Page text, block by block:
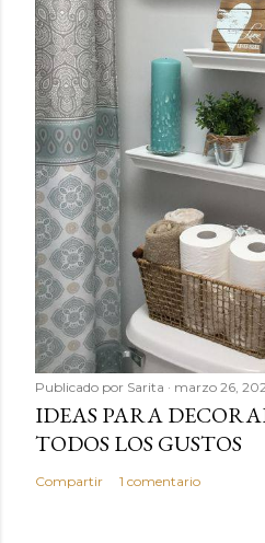
Publicado por Sarita marzo 26,
IDEAS PARA
TODOS LOS GUSTOS
Compartir 1 comentario